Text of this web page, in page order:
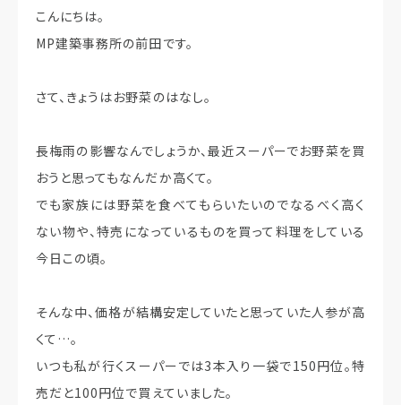
こんにちは。
MP建築事務所の前田です。
さて、きょうはお野菜のはなし。
長梅雨の影響なんでしょうか、最近スーパーでお野菜を買
おうと思ってもなんだか高くて。
でも家族には野菜を食べてもらいたいのでなるべく高く
ない物や、特売になっているものを買って料理をしている
今日この頃。
そんな中、価格が結構安定していたと思っていた人参が高
くて…。
いつも私が行くスーパーでは3本入り一袋で150円位。特
売だと100円位で買えていました。